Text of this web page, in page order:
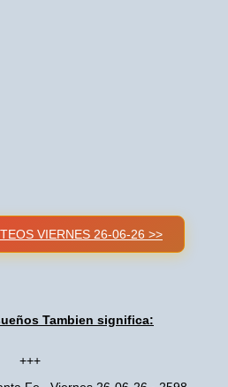
VIERNES 26-06-26 >>
Tambien significa:
+++